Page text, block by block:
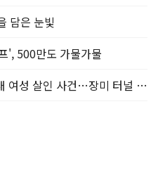
담은 눈빛
', 500만도 가물가물
'그것이 알고 싶다' 통영 60대 여성 살인 사건…장미 터널 아래 킬러, 누구냐 넌?